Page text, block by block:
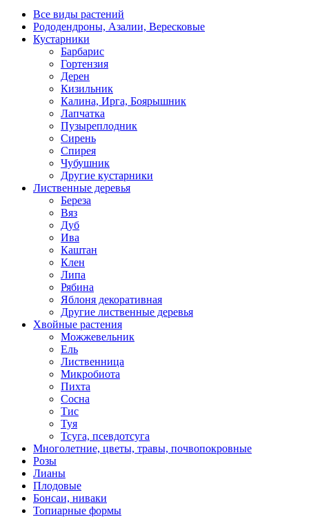
Все виды растений
Рододендроны, Азалии, Вересковые
Кустарники
Барбарис
Гортензия
Дерен
Кизильник
Калина, Ирга, Боярышник
Лапчатка
Пузыреплодник
Сирень
Спирея
Чубушник
Другие кустарники
Лиственные деревья
Береза
Вяз
Дуб
Ива
Каштан
Клен
Липа
Рябина
Яблоня декоративная
Другие лиственные деревья
Хвойные растения
Можжевельник
Ель
Лиственница
Микробиота
Пихта
Сосна
Тис
Туя
Тсуга, псевдотсуга
Многолетние, цветы, травы, почвопокровные
Розы
Лианы
Плодовые
Бонсаи, ниваки
Топиарные формы